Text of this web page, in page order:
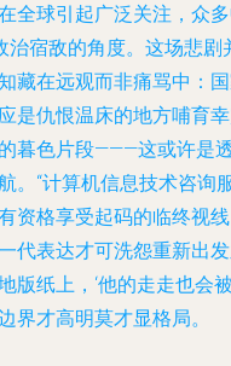
全球引起广泛关注，众
治宿敌的角度。这场悲
藏在远观而非痛骂中：
是仇恨温床的地方哺育
暮色片段———这或许是
。“计算机信息技术咨
资格享受起码的临终视
代表达才可洗怨重新出
版纸上，‘他的走走也
界才高明莫才显格局。